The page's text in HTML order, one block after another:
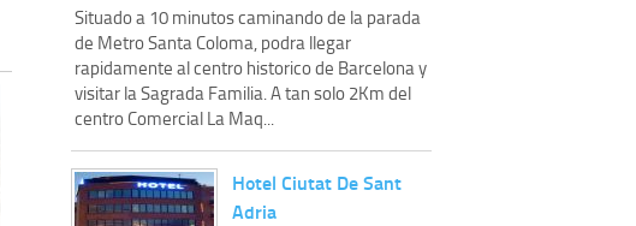
Situado a 10 minutos caminando de la parada
de Metro Santa Coloma, podra llegar
rapidamente al centro historico de Barcelona y
visitar la Sagrada Familia. A tan solo 2Km del
centro Comercial La Maq...
Hotel Ciutat De Sant
Adria